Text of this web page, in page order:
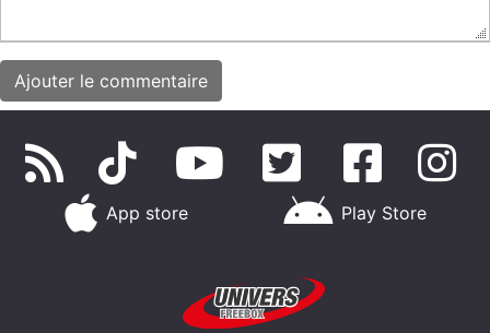
App store Play Store